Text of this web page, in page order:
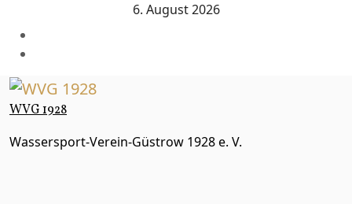
6. August 2026
WVG 1928
Wassersport-Verein-Güstrow 1928 e. V.